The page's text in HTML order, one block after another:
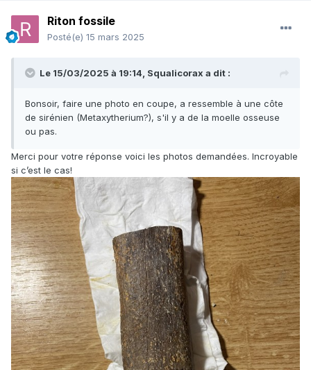
Riton fossile
Posté(e) 15 mars 2025
Le 15/03/2025 à 19:14, Squalicorax a dit :
Bonsoir, faire une photo en coupe, a ressemble à une côte
de sirénien (Metaxytherium?), s'il y a de la moelle osseuse
ou pas.
Merci pour votre réponse voici les photos demandées. Incroyable
si c’est le cas!